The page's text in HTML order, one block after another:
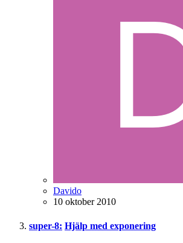
Davido
10 oktober 2010
super-8: Hjälp med exponering